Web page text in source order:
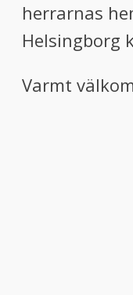
herrarnas
Helsingborg
Varmt